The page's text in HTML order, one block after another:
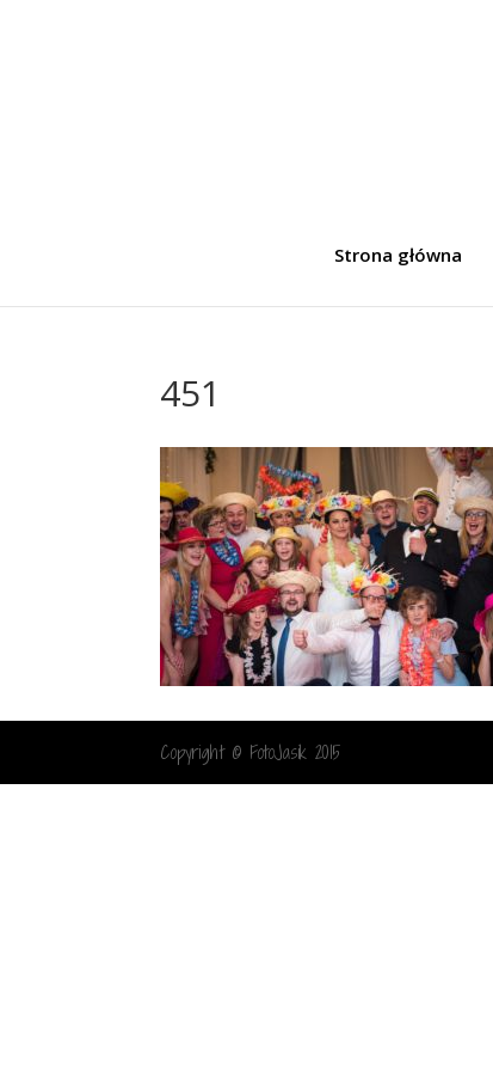
Strona główna
451
Copyright © FotoJasik 2015